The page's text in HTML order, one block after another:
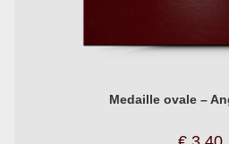
Medaille ovale –